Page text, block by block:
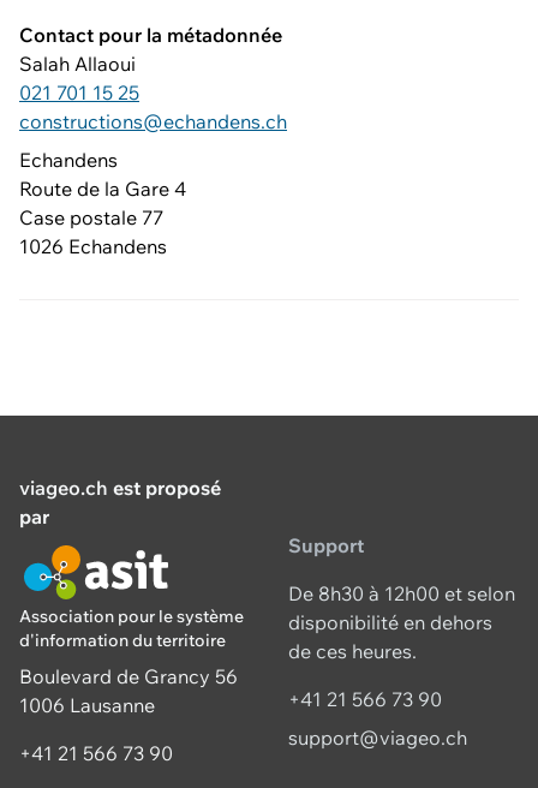
Contact pour la métadonnée
Salah Allaoui
021 701 15 25
constructions@echandens.ch
Echandens
Route de la Gare 4
Case postale 77
1026 Echandens
viageo.ch est proposé
par
Association pour le système
d'information du territoire
Boulevard de Grancy 56
1006 Lausanne
+41 21 566 73 90
Support
De 8h30 à 12h00 et selon
disponibilité en dehors
de ces heures.
+41 21 566 73 90
support@viageo.ch